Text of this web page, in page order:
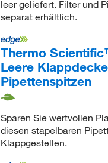
leer geliefert. Filter und
separat erhältlich.
Thermo
Leere
Pipettenspitzen
Sparen Sie wertvollen
diesen stapelbaren
Klappgestellen.